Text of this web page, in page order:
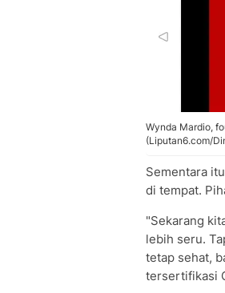
Wynda Mardio,
(Liputan6.com/
Sementara
di tempat.
"Sekarang
lebih seru.
tetap sehat,
tersertifikasi